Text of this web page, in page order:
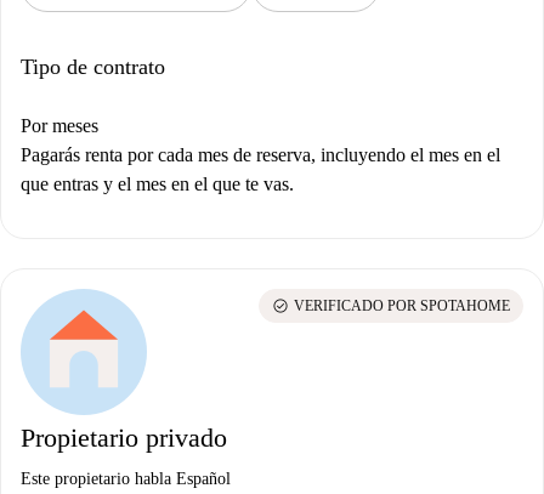
Tipo de contrato
Por meses
Pagarás renta por cada mes de reserva, incluyendo el mes en el
que entras y el mes en el que te vas.
Propietario privado
Este propietario habla Español
check_circle VERIFICADO POR SPOTAHOME